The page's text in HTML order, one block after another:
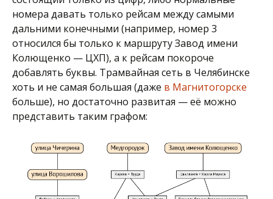
номера давать только рейсам между самыми
дальними конечными (например, номер 3
относился бы только к маршруту Завод имени
Колющенко — ЦХП), а к рейсам покороче
добавлять буквы. Трамвайная сеть в Челябинске
хоть и не самая большая (даже в Магнитогорске
больше), но достаточно развитая — её можно
представить таким графом: